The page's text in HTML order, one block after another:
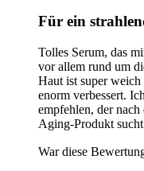
Für ein
Tolles Serum, das
vor allem rund um
Haut ist super
enorm verbessert.
empfehlen, der
Aging-Produkt
War diese